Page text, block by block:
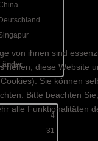
Deutschland
4
31
von ihnen sind
helfen, diese Website
Sie können
Bitte beachten Sie,
alle Funktionalitäten